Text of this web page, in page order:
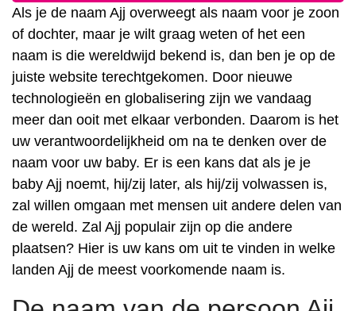
Als je de naam Ajj overweegt als naam voor je zoon
of dochter, maar je wilt graag weten of het een
naam is die wereldwijd bekend is, dan ben je op de
juiste website terechtgekomen. Door nieuwe
technologieën en globalisering zijn we vandaag
meer dan ooit met elkaar verbonden. Daarom is het
uw verantwoordelijkheid om na te denken over de
naam voor uw baby. Er is een kans dat als je je
baby Ajj noemt, hij/zij later, als hij/zij volwassen is,
zal willen omgaan met mensen uit andere delen van
de wereld. Zal Ajj populair zijn op die andere
plaatsen? Hier is uw kans om uit te vinden in welke
landen Ajj de meest voorkomende naam is.